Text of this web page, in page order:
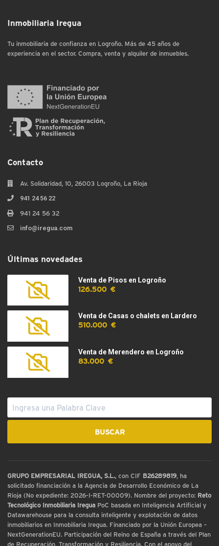
Inmobiliaria Iregua
Tu inmobiliaria de confianza en Logroño. Más de 45 años de
experiencia en el sector. Compra, venta y alquiler de inmuebles.
Contacto
Av. Solidaridad, 10, 26003 Logroño, La Rioja
941 24 56 22
941 24 56 32
info@iregua.com
Últimas novedades
Venta de Pisos en Logroño
126.500 €
Venta de Casas o chalets en Lardero
510.000 €
Venta de Merendero en Logroño
83.000 €
GRUPO EMPRESARIAL IREGUA, S.L., con CIF B26289819, ha
solicitado financiación a la Agencia de Desarrollo Económico de La
Rioja (No expediente: 2026-I-RET-00009). Nombre del proyecto: Reto
Tecnológico Inmobiliaria Iregua PoC basada en Inteligencia Artificial y
Datawarehouse para la consulta inteligente y explotación de datos
inmobiliarios en Inmobiliaria Iregua. Financiado por la Unión Europea –
NextGenerationEU. Participación del Reino de España a través del Plan
de Recuperación, Transformación y Resiliencia. Con el apoyo del